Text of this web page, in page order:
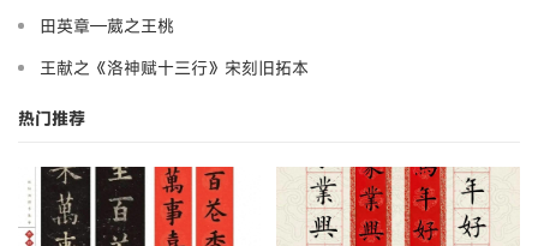
田英章—葳之王桃
王献之《洛神赋十三行》宋刻旧拓本
热门推荐